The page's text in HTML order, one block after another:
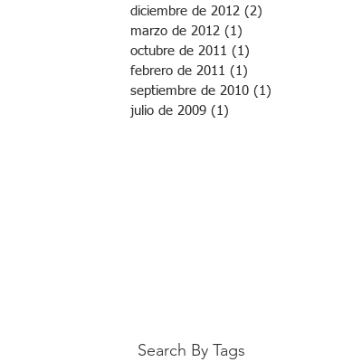
diciembre de 2012 (2)
marzo de 2012 (1)
octubre de 2011 (1)
febrero de 2011 (1)
septiembre de 2010 (1)
julio de 2009 (1)
Search By Tags